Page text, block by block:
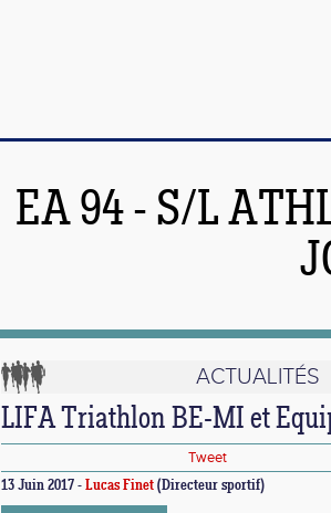
EA 94 - S/L
ACTUALITÉS
LIFA Triathlon BE-MI et
Tweet
13 Juin 2017 - Lucas Finet (Directeur sportif)